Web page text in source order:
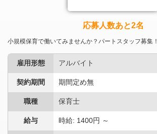
応募人数あと2名
小規模保育で働いてみませんか？パートスタッフ募集！
雇用形態 アルバイト
契約期間 期間定め無
職種 保育士
給与 時給: 1400円 ～